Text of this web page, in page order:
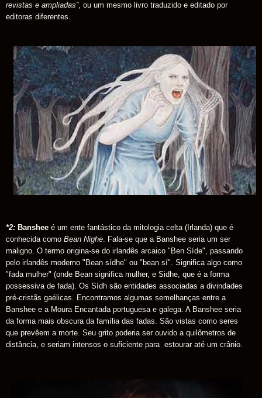
revistas e ampliadas”, ou um mesmo livro traduzido e editado por
editoras diferentes.
*2: Banshee é um ente fantástico da mitologia celta (Irlanda) que é
conhecida como Bean Nighe. Fala-se que a Banshee seria um ser
maligno. O termo origina-se do irlandês arcaico "Ben Síde", passando
pelo irlandês moderno "Bean sídhe" ou "bean sí". Significa algo como
"fada mulher" (onde Bean significa mulher, e Sidhe, que é a forma
possessiva de fada). Os Sídh são entidades associadas a divindades
pré-cristãs gaélicas. Encontramos algumas semelhanças entre a
Banshee e a Moura Encantada portuguesa e galega. A Banshee seria
da forma mais obscura da família das fadas. São vistas como seres
que prevêem a morte. Seu grito poderia ser ouvido a quilômetros de
distância, e seriam intensos o suficiente para estourar até um crânio.